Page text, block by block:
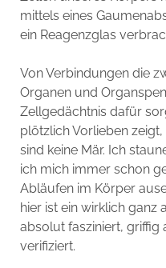
mittels eines
ein Reagenzglas
Von Verbindungen die
Organen und
Zellgedächtnis dafür
plötzlich Vorlieben
sind keine Mär. Ich
ich mich immer schon
Abläufen im Körper
hier ist ein wirklich ganz
absolut fasziniert,
verifiziert.